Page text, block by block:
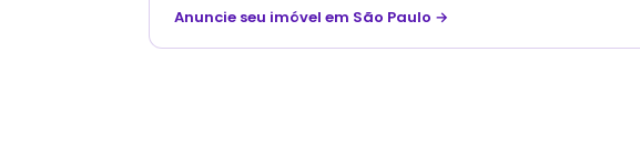
Anuncie seu imóvel em São Paulo →